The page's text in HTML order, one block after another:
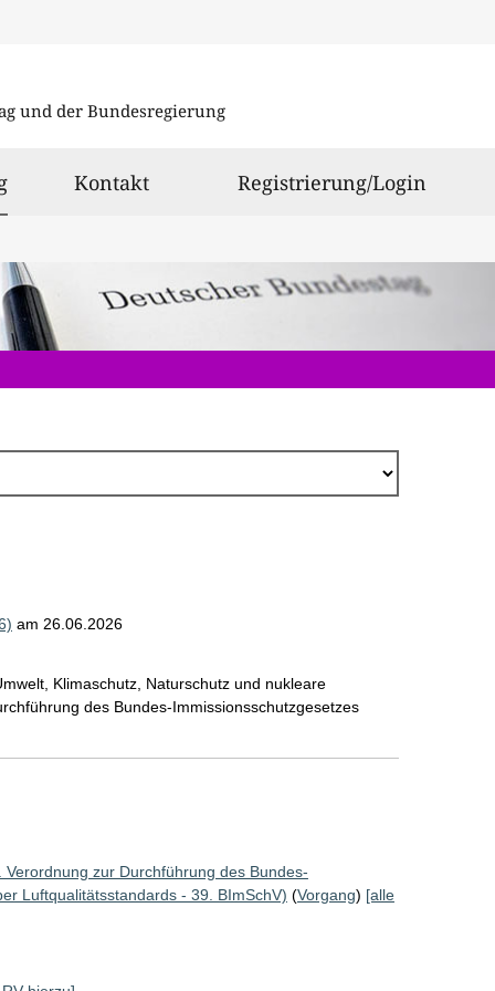
und der Bundesregierung
ausgewählt
Kontakt Registrierung/Login
am 26.06.2026
Klimaschutz, Naturschutz und nukleare
des Bundes-Immissionsschutzgesetzes
zur Durchführung des Bundes-
Luftqualitätsstandards - 39. BImSchV) (Vorgang) [alle